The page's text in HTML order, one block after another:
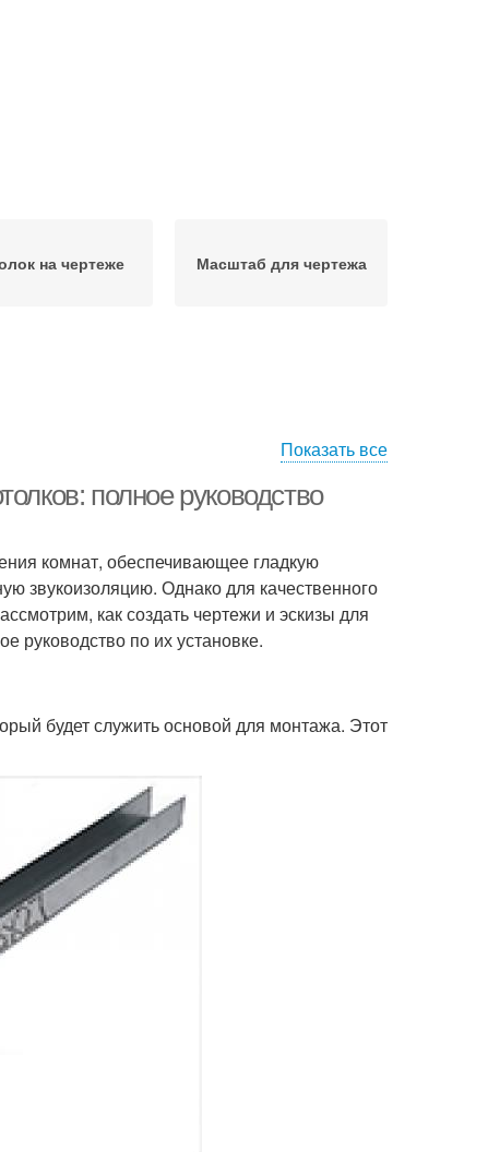
на чертеже Масштаб для чертежа
Показать все
полное руководство
комнат, обеспечивающее гладкую
звукоизоляцию. Однако для качественного
как создать чертежи и эскизы для
руководство по их установке.
будет служить основой для монтажа. Этот